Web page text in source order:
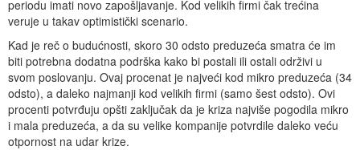
periodu imati novo zapošljavanje. Kod velikih firmi čak trećina
veruje u takav optimistički scenario.
Kad je reč o budućnosti, skoro 30 odsto preduzeća smatra će im
biti potrebna dodatna podrška kako bi postali ili ostali održivi u
svom poslovanju. Ovaj procenat je najveći kod mikro preduzeća (34
odsto), a daleko najmanji kod velikih firmi (samo šest odsto). Ovi
procenti potvrđuju opšti zaključak da je kriza najviše pogodila mikro
i mala preduzeća, a da su velike kompanije potvrdile daleko veću
otpornost na udar krize.